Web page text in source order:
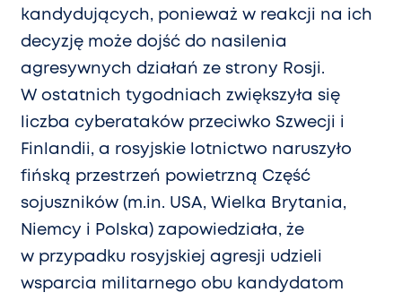
kandydujących, ponieważ w reakcji na ich
decyzję może dojść do nasilenia
agresywnych działań ze strony Rosji.
W ostatnich tygodniach zwiększyła się
liczba cyberataków przeciwko Szwecji i
Finlandii, a rosyjskie lotnictwo naruszyło
fińską przestrzeń powietrzną Część
sojuszników (m.in. USA, Wielka Brytania,
Niemcy i Polska) zapowiedziała, że
w przypadku rosyjskiej agresji udzieli
wsparcia militarnego obu kandydatom